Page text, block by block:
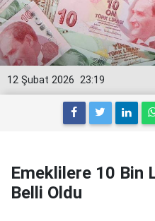
23:19
12 Şubat 2026
Emeklilere 10 Bin
Belli Oldu